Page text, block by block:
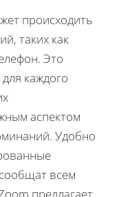
происходить
таких как
Это
каждого
аспектом
Удобно
всем